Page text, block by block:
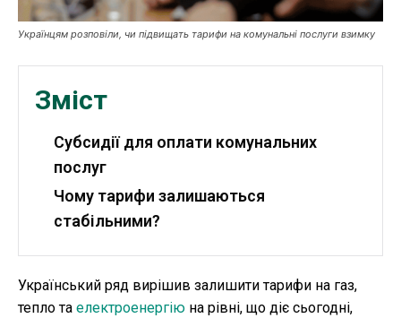
Українцям розповіли, чи підвищать тарифи на комунальні послуги взимку
Зміст
Субсидії для оплати комунальних
послуг
Чому тарифи залишаються
стабільними?
Український ряд вирішив залишити тарифи на газ,
тепло та електроенергію на рівні, що діє сьогодні,